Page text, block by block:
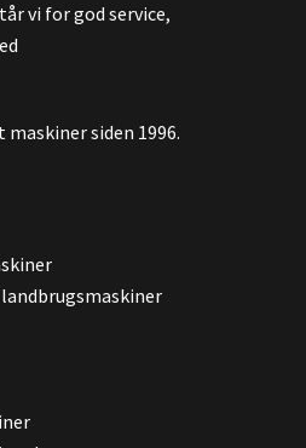
vi for god service,
siden 1996.